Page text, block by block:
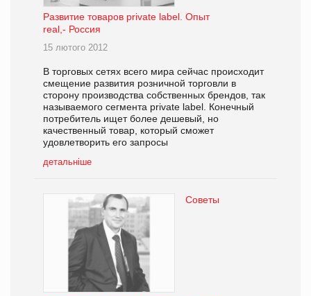
Развитие товаров private label. Опыт
real,- Россия
15 лютого 2012
В торговых сетях всего мира сейчас происходит
смещение развития розничной торговли в
сторону производства собственных брендов, так
называемого сегмента private label. Конечный
потребитель ищет более дешевый, но
качественный товар, который сможет
удовлетворить его запросы
детальніше
Советы